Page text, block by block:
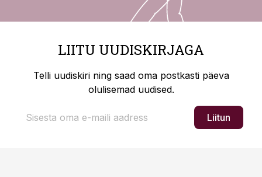
LIITU UUDISKIRJAGA
Telli uudiskiri ning saad oma postkasti päeva
olulisemad uudised.
Liitun